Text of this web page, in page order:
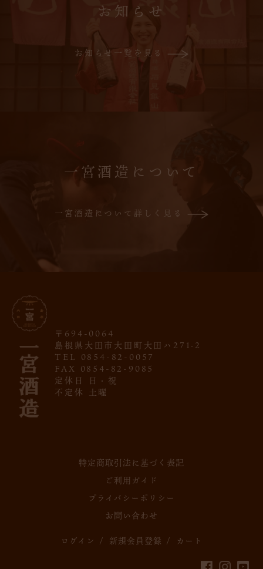
お知らせ
お知らせ一覧を見る
一宮酒造について
一宮酒造について詳しく見る
〒694-0064
島根県大田市大田町大田ハ271-2
TEL 0854-82-0057
FAX 0854-82-9085
定休日 日・祝
不定休 土曜
ログイン / 新規会員登録 / カート
特定商取引法に基づく表記
ご利用ガイド
プライバシーポリシー
お問い合わせ